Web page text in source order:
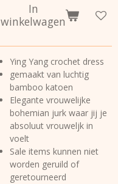
In
winkelwagen
Ying Yang crochet dress
gemaakt van luchtig
bamboo katoen
Elegante vrouwelijke
bohemian jurk waar jij je
absoluut vrouweljk in
voelt
Sale items kunnen niet
worden geruild of
geretourneerd